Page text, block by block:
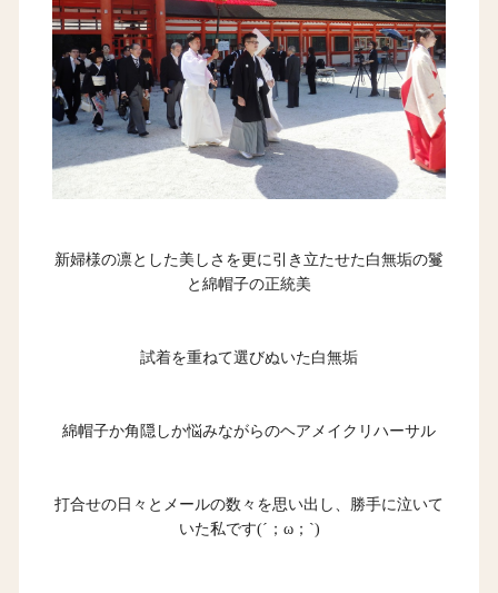
新婦様の凛とした美しさを更に引き立たせた白無垢の鬘
と綿帽子の正統美
試着を重ねて選びぬいた白無垢
綿帽子か角隠しか悩みながらのヘアメイクリハーサル
打合せの日々とメールの数々を思い出し、勝手に泣いて
いた私です(´；ω；`)